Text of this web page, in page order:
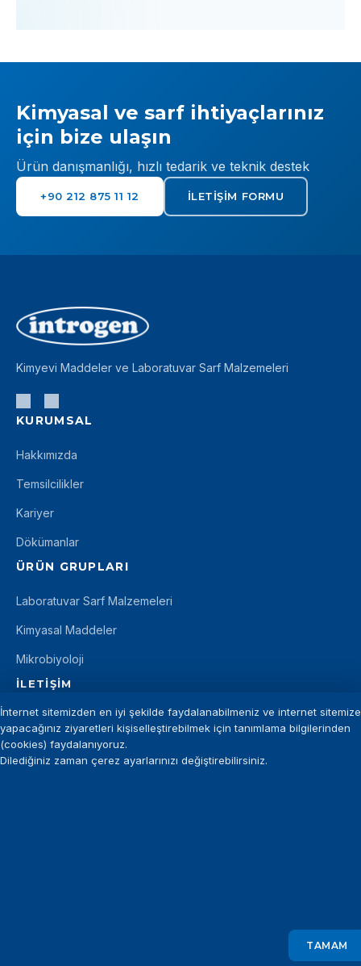
Kimyasal ve sarf ihtiyaçlarınız
için bize ulaşın
Ürün danışmanlığı, hızlı tedarik ve teknik destek
+90 212 875 11 12 İLETIŞIM FORMU
Kimyevi Maddeler ve Laboratuvar Sarf Malzemeleri
KURUMSAL
Hakkımızda
Temsilcilikler
Kariyer
Dökümanlar
ÜRÜN GRUPLARI
Laboratuvar Sarf Malzemeleri
Kimyasal Maddeler
Mikrobiyoloji
İLETIŞIM
+90 212 875 11 12
info@introgen.com.tr
+90 212 875 29 94
İnternet sitemizden en iyi şekilde faydalanabilmeniz ve internet sitemize
yapacağınız ziyaretleri kişiselleştirebilmek için tanımlama bilgilerinden
(cookies) faydalanıyoruz.
Dilediğiniz zaman çerez ayarlarınızı değiştirebilirsiniz.
TAMAM